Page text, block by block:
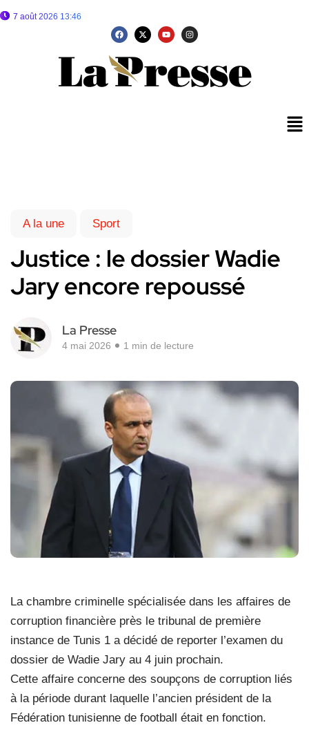
7 août 2026 13:46
A la une Sport
Justice : le dossier Wadie
Jary encore repoussé
La Presse
4 mai 2026 1 min de lecture
La chambre criminelle spécialisée dans les affaires de
corruption financière près le tribunal de première
instance de Tunis 1 a décidé de reporter l’examen du
dossier de Wadie Jary au 4 juin prochain.
Cette affaire concerne des soupçons de corruption liés
à la période durant laquelle l’ancien président de la
Fédération tunisienne de football était en fonction.